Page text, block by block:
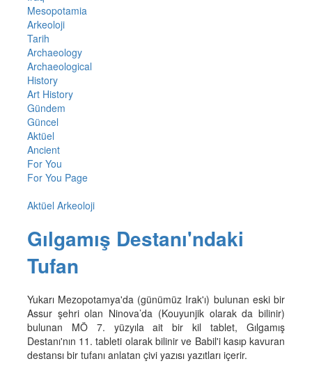
Mesopotamia
Arkeoloji
Tarih
Archaeology
Archaeological
History
Art History
Gündem
Güncel
Aktüel
Ancient
For You
For You Page
Aktüel Arkeoloji
Gılgamış Destanı'ndaki
Tufan
Yukarı Mezopotamya'da (günümüz Irak'ı) bulunan eski bir
Assur şehri olan Ninova’da (Kouyunjik olarak da bilinir)
bulunan MÖ 7. yüzyıla ait bir kil tablet, Gılgamış
Destanı'nın 11. tableti olarak bilinir ve Babil'i kasıp kavuran
destansı bir tufanı anlatan çivi yazısı yazıtları içerir.